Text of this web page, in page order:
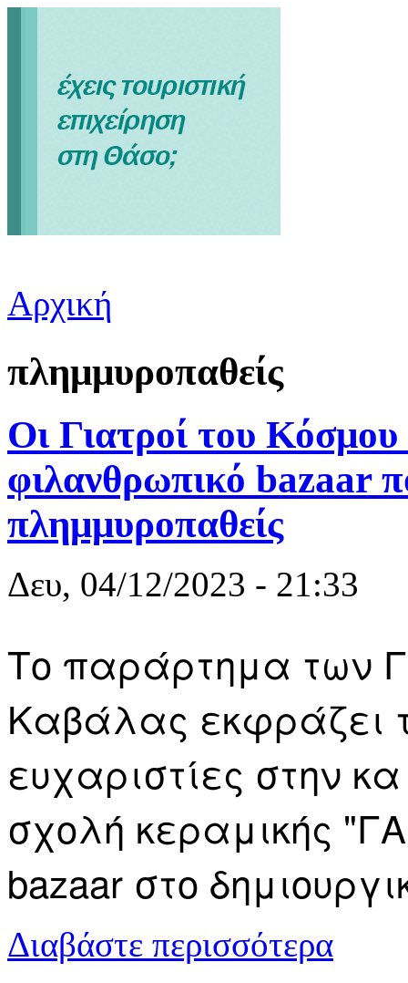
Είστε εδώ
Αρχική
πλημμυροπαθείς
Οι Γιατροί του
φιλανθρωπικό bazaar
πλημμυροπαθείς
Δευ, 04/12/2023 - 21:33
Το παράρτημα των
Καβάλας εκφράζει
ευχαριστίες στην
σχολή κεραμικής
bazaar στο
Διαβάστε περισσότερα